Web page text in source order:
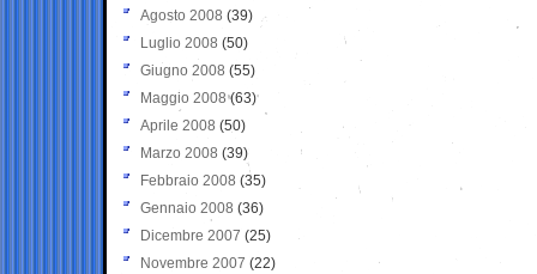
Agosto 2008 (39)
Luglio 2008 (50)
Giugno 2008 (55)
Maggio 2008(63)
Aprile 2008 (50)
Marzo 2008 (39)
Febbraio 2008 (35)
Gennaio 2008 (36)
Dicembre 2007 (25)
Novembre 2007 (22)